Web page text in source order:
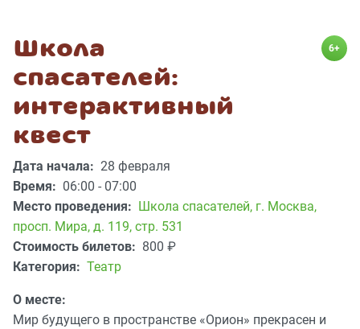
Школа
спасателей:
интерактивный
квест
6+
Дата начала: 28 февраля
Время: 06:00 - 07:00
Место проведения:
Школа спасателей, г. Москва,
просп. Мира, д. 119, стр. 531
Стоимость билетов: 800 ₽
Категория: Театр
О месте:
Мир будущего в пространстве «Орион» прекрасен и